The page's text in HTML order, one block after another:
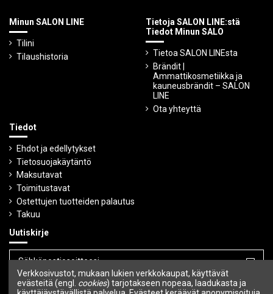
Minun SALON LINE
Tilini
Tilaushistoria
Tietoja SALON LINE:stä
Tiedot Minun SALO
Tietoa SALON LINEsta
Brändit |
Ammattikosmetiikka ja
kauneusbrändit – SALON
LINE
Ota yhteyttä
Tiedot
Ehdot ja edellytykset
Tietosuojakäytäntö
Maksutavat
Toimitustavat
Ostettujen tuotteiden palautus
Takuu
Uutiskirje
Voit peruuttaa tilauksen milloin tahansa.
Verkkosivustot, mukaan lukien verkkokaupat, käyttävät
evästeitä (engl. cookies) tarjotakseen nopeaa, laadukasta ja